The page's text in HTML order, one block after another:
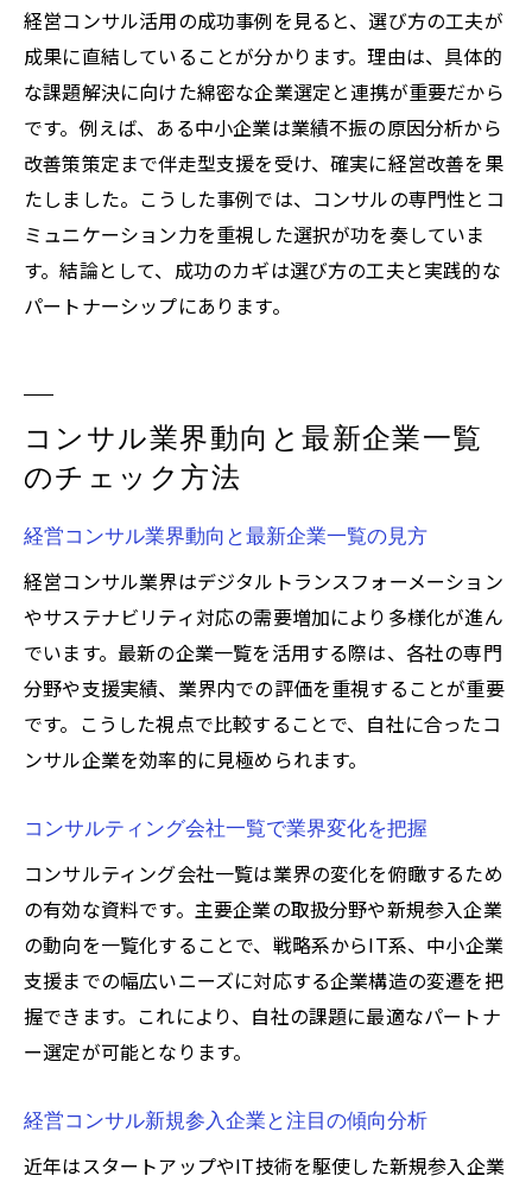
経営コンサル活用の成功事例を見ると、選び方の工夫が
成果に直結していることが分かります。理由は、具体的
な課題解決に向けた綿密な企業選定と連携が重要だから
です。例えば、ある中小企業は業績不振の原因分析から
改善策策定まで伴走型支援を受け、確実に経営改善を果
たしました。こうした事例では、コンサルの専門性とコ
ミュニケーション力を重視した選択が功を奏していま
す。結論として、成功のカギは選び方の工夫と実践的な
パートナーシップにあります。
コンサル業界動向と最新企業一覧
のチェック方法
経営コンサル業界動向と最新企業一覧の見方
経営コンサル業界はデジタルトランスフォーメーション
やサステナビリティ対応の需要増加により多様化が進ん
でいます。最新の企業一覧を活用する際は、各社の専門
分野や支援実績、業界内での評価を重視することが重要
です。こうした視点で比較することで、自社に合ったコ
ンサル企業を効率的に見極められます。
コンサルティング会社一覧で業界変化を把握
コンサルティング会社一覧は業界の変化を俯瞰するため
の有効な資料です。主要企業の取扱分野や新規参入企業
の動向を一覧化することで、戦略系からIT系、中小企業
支援までの幅広いニーズに対応する企業構造の変遷を把
握できます。これにより、自社の課題に最適なパートナ
ー選定が可能となります。
経営コンサル新規参入企業と注目の傾向分析
近年はスタートアップやIT技術を駆使した新規参入企業